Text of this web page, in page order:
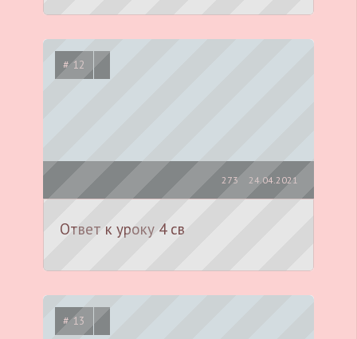
# 12
24.04.2021
273
Ответ к уроку 4 св
# 13